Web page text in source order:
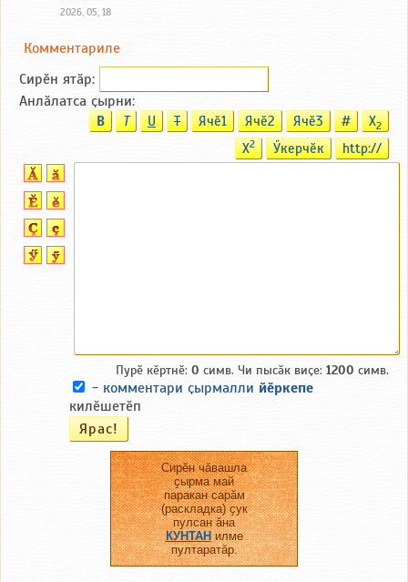
2026, 05, 18
Комментариле
Сирӗн ятӑp:
Анлӑлатса ҫырни:
B T U T Ячӗ1 Ячӗ2 Ячӗ3 # X2
X2 Ӳкерчӗк http://
Пурӗ кӗртнӗ: 0 симв. Чи пысӑк виҫе: 1200 симв.
- комментари ҫырмалли йӗркепе
килӗшетӗп
Сирӗн чӑвашла
ҫырма май
паракан сарӑм
(раскладка) ҫук
пулсан ӑна
КУНТАНилме
пултаратӑр.